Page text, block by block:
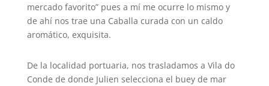
mercado favorito” pues a mí me ocurre lo mismo y
de ahí nos trae una Caballa curada con un caldo
aromático, exquisita.
De la localidad portuaria, nos trasladamos a Vila do
Conde de donde Julien selecciona el buey de mar